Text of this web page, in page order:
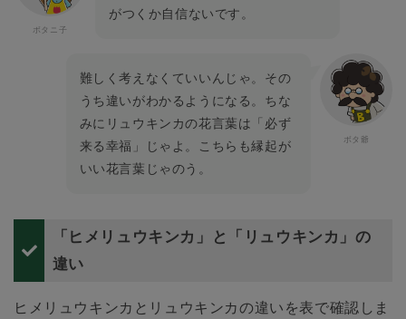
がつくか自信ないです。
難しく考えなくていいんじゃ。その
うち違いがわかるようになる。ちな
みにリュウキンカの花言葉は「必ず
来る幸福」じゃよ。こちらも縁起が
いい花言葉じゃのう。
「ヒメリュウキンカ」と「リュウキンカ」の
違い
ヒメリュウキンカとリュウキンカの違いを表で確認しま